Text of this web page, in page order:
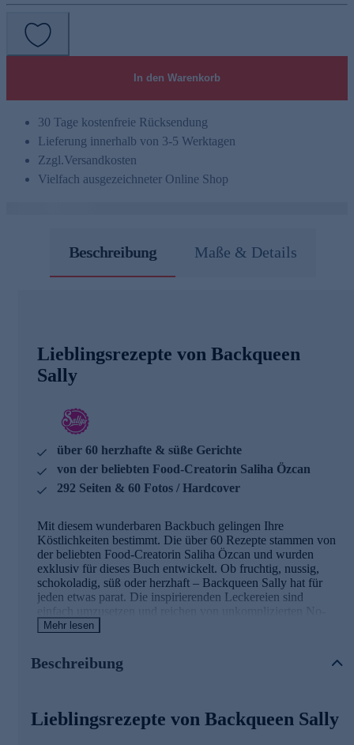
In den Warenkorb
30 Tage kostenfreie Rücksendung
Lieferung innerhalb von 3-5 Werktagen
Zzgl.Versandkosten
Vielfach ausgezeichneter Online Shop
Beschreibung Maße & Details
Lieblingsrezepte von Backqueen
Sally
über 60 herzhafte & süße Gerichte
von der beliebten Food-Creatorin Saliha Özcan
292 Seiten & 60 Fotos / Hardcover
Mit diesem wunderbaren Backbuch gelingen Ihre
Köstlichkeiten bestimmt. Die über 60 Rezepte stammen von
der beliebten Food-Creatorin Saliha Özcan und wurden
exklusiv für dieses Buch entwickelt. Ob fruchtig, nussig,
schokoladig, süß oder herzhaft – Backqueen Sally hat für
jeden etwas parat. Die inspirierenden Leckereien sind
einfach umzusetzen und reichen von unkomplizierten No-
Bake-Leckereien bis hin zu simplen Blechkuchen und
Zutatenliste und anschauliche Step-Anleitung. Perfekt für
Einfaches Backvergnügen, purer Genuss und echte
Mehr lesen
Beschreibung
Lieblingsrezepte von Backqueen Sally